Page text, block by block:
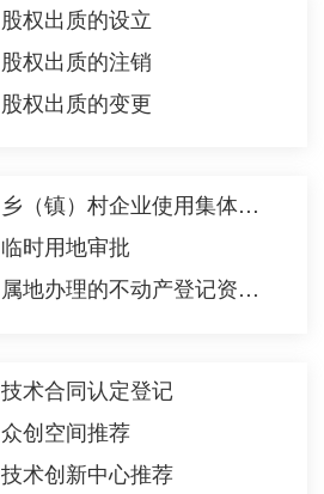
股权出质的设立
股权出质的注销
股权出质的变更
乡（镇）村企业使用集体建设用地审批
临时用地审批
属地办理的不动产登记资料查询
技术合同认定登记
众创空间推荐
技术创新中心推荐